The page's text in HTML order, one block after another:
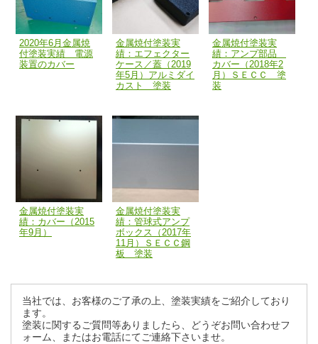
2020年6月金属焼
付塗装実績 電源
装置のカバー
金属焼付塗装実
績：エフェクター
ケース／蓋（2019
年5月）アルミダイ
カスト 塗装
金属焼付塗装実
績：アンプ部品
カバー（2018年2
月）ＳＥＣＣ 塗
装
金属焼付塗装実
績：カバー（2015
年9月）
金属焼付塗装実
績：管球式アンプ
ボックス（2017年
11月）ＳＥＣＣ鋼
板 塗装
当社では、お客様のご了承の上、塗装実績をご紹介しており
ます。
塗装に関するご質問等ありましたら、どうぞお問い合わせフ
ォーム、またはお電話にてご連絡下さいませ。